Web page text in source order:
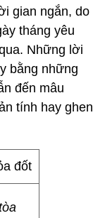
gian ngắn, do
tháng yêu
Những lời
bằng những
đến mâu
tính hay ghen